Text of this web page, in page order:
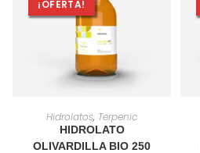
¡OFERTA!
AÑADIR AL CARRITO
Hidrolatos, Terpenic
HIDROLATO
OLIVARDILLA BIO 250